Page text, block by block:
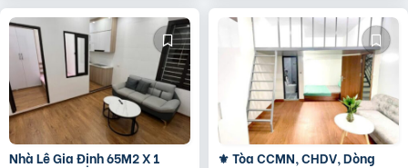
Nhà Lê Gia Định 65M2 X 1
⚜️ Tòa CCMN, CHDV, Dòng